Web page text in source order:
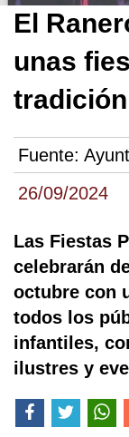
26/09/2024
El
unas
Fuente:
Las Fiestas
celebrarán
octubre con
todos los
infantiles,
ilustres y